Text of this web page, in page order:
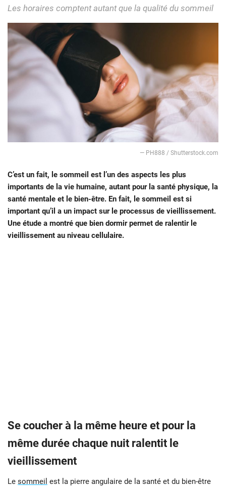
Les horaires comptent autant que la qualité du sommeil
— PH888 / Shutterstock.com
C’est un fait, le sommeil est l’un des aspects les plus
importants de la vie humaine, autant pour la santé physique, la
santé mentale et le bien-être. En fait, le sommeil est si
important qu’il a un impact sur le processus de vieillissement.
Une étude a montré que bien dormir permet de ralentir le
vieillissement au niveau cellulaire.
Se coucher à la même heure et pour la
même durée chaque nuit ralentit le
vieillissement
Le sommeil est la pierre angulaire de la santé et du bien-être